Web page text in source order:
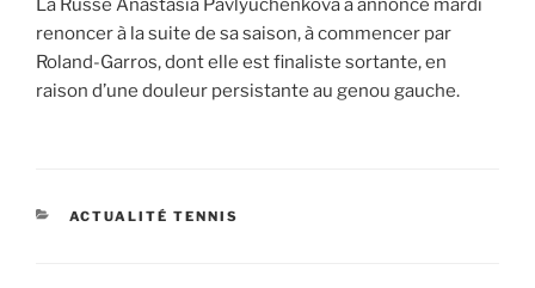
La Russe Anastasia Pavlyuchenkova a annoncé mardi
renoncer à la suite de sa saison, à commencer par
Roland-Garros, dont elle est finaliste sortante, en
raison d’une douleur persistante au genou gauche.
CATEGORIES
ACTUALITÉ TENNIS